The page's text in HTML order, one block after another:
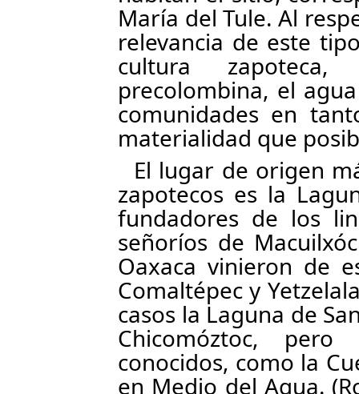
María del Tule. Al
relevancia de este
cultura
precolombina, el
comunidades en
materialidad que
El lugar de origen
zapotecos es la
fundadores de los
señoríos de
Oaxaca vinieron de
Comaltépec y
casos la Laguna de
Chicomóztoc,
conocidos, como la
en Medio del Agua.